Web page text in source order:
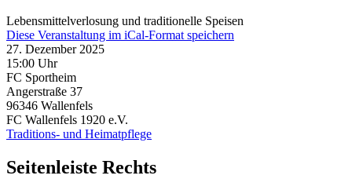
Lebensmittelverlosung und traditionelle Speisen
Diese Veranstaltung im iCal-Format speichern
27. Dezember 2025
15:00 Uhr
FC Sportheim
Angerstraße 37
96346 Wallenfels
FC Wallenfels 1920 e.V.
Traditions- und Heimatpflege
Seitenleiste Rechts